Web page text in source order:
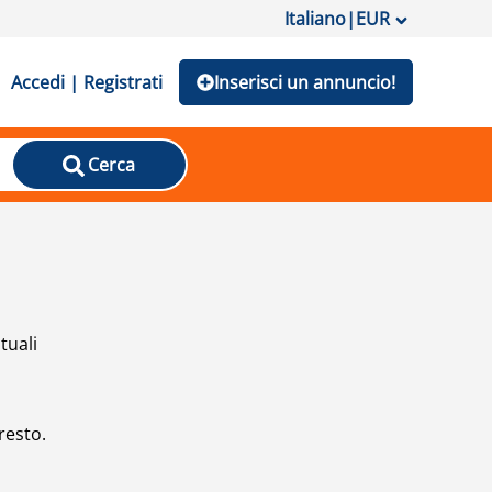
Italiano|EUR
Accedi | Registrati Inserisci un annuncio!
Cerca